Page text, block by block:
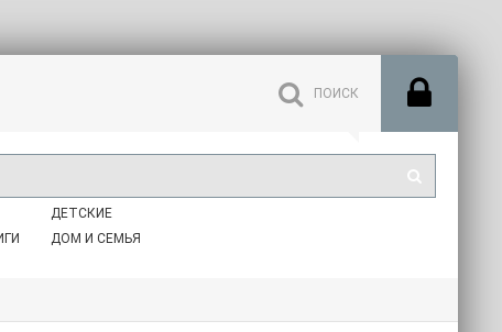
ДЕТСКИЕ
ДОМ И СЕМЬЯ